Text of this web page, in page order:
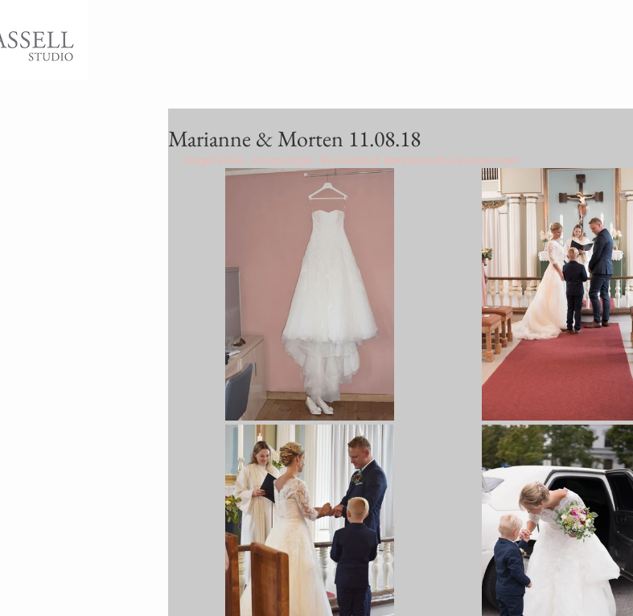
Marianne & Morten 11.08.18
Vinger Kirke - Kongsvinger   Bryllupsfest: Bønderneshus Kongsvinger